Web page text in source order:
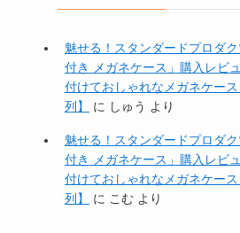
魅せる！スタンダードプロダ
付き メガネケース」購入レビ
付けておしゃれなメガネケー
列】
に しゅう より
魅せる！スタンダードプロダ
付き メガネケース」購入レビ
付けておしゃれなメガネケー
列】
に こむ より